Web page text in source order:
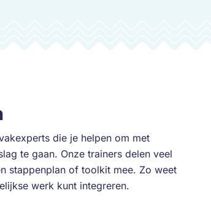
die je helpen om met
te gaan. Onze trainers delen veel
stappenplan of toolkit mee. Zo weet
werk kunt integreren.